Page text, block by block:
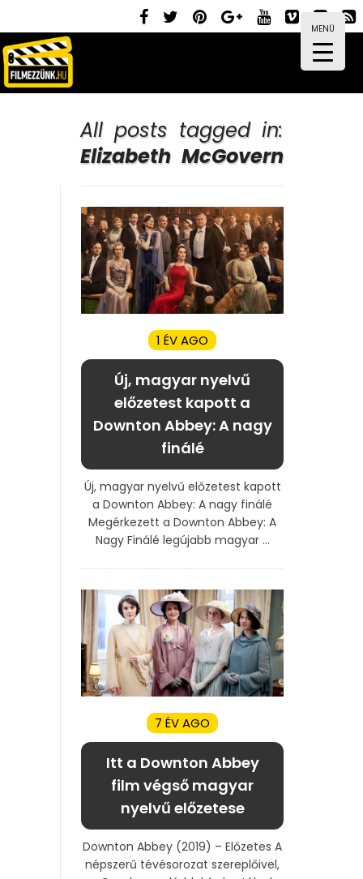
MENÜ
All posts tagged in:
Elizabeth McGovern
1 ÉV AGO
Új, magyar nyelvű
előzetest kapott a
Downton Abbey: A nagy
finálé
Új, magyar nyelvű előzetest kapott
a Downton Abbey: A nagy finálé
Megérkezett a Downton Abbey: A
Nagy Finálé legújabb magyar ...
7 ÉV AGO
Itt a Downton Abbey
film végső magyar
nyelvű előzetese
Downton Abbey (2019) – Előzetes A
népszerű tévésorozat szereplőivel,